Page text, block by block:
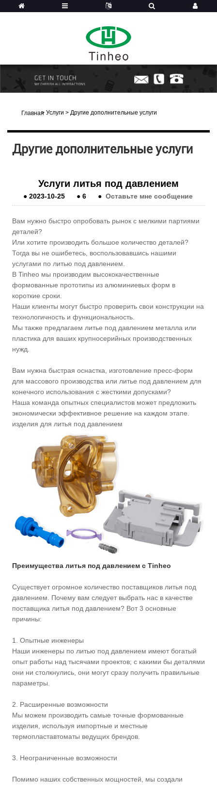
Главная
> Услуги > Другие дополнительные услуги
Другие дополнительные услуги
Услуги литья под давлением
●2023-10-25 ●6 ● Оставьте мне сообщение
Вам нужно быстро опробовать рынок с мелкими партиями
деталей?
Или хотите производить большое количество деталей?
Тогда вы не ошибетесь, воспользовавшись нашими
услугами по литью под давлением.
В Tinheo мы производим высококачественные
формованные прототипы из алюминиевых форм в
короткие сроки.
Наши клиенты могут быстро проверить свои конструкции на
технологичность и функциональность.
Мы также предлагаем литье под давлением металла или
пластика для ваших крупносерийных производственных
нужд.
Вам нужна быстрая оснастка, изготовление пресс-форм
для массового производства или литье под давлением для
конечного использования с жесткими допусками?
Наша команда опытных специалистов может предложить
экономически эффективное решение на каждом этапе.
изделия для литья под давлением
Преимущества литья под давлением с Tinheo
Существует огромное количество поставщиков литья под
давлением. Почему вам следует выбрать нас в качестве
поставщика литья под давлением? Вот 3 основные
причины:
1. Опытные инженеры
Наши инженеры по литью под давлением имеют богатый
опыт работы над тысячами проектов; с какими бы деталями
они ни столкнулись, они могут сразу получить правильные
параметры.
2. Расширенные возможности
Мы можем производить самые точные формованные
изделия, используя импортные и местные
термопластавтоматы ведущих брендов.
3. Неограниченные возможности
Помимо наших собственных мощностей, мы создали